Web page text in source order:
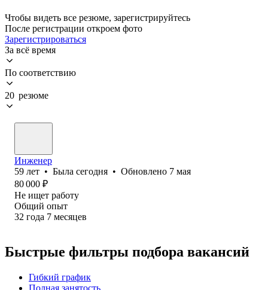
Чтобы видеть все резюме, зарегистрируйтесь
После регистрации откроем фото
Зарегистрироваться
За всё время
По соответствию
20 резюме
Инженер
59 лет • Была сегодня • Обновлено 7 мая
80 000 ₽
Не ищет работу
Общий опыт
32 года 7 месяцев
Быстрые фильтры подбора вакансий
Гибкий график
Полная занятость